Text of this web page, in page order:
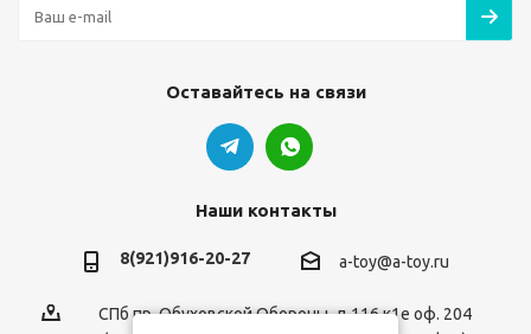
Оставайтесь на связи
Наши контакты
8(921)916-20-27 a-toy@a-toy.ru
СПб пр. Обуховской Обороны, д.116 к1е оф. 204